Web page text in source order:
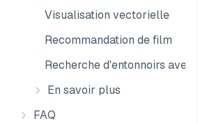
Visualisation vectorielle
Recommandation de film
Recherche d'entonnoirs avec
En savoir plus
FAQ